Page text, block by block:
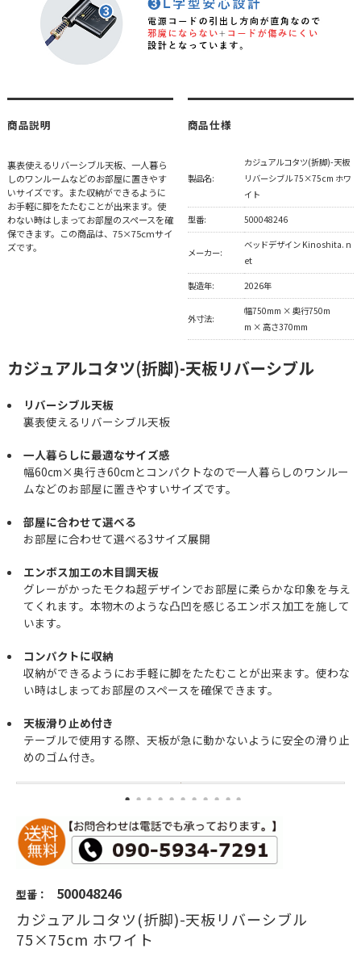
商品説明
裏表使えるリバーシブル天板、一人暮ら
しのワンルームなどのお部屋に置きやす
いサイズです。また収納ができるように
お手軽に脚をたたむことが出来ます。使
わない時はしまってお部屋のスペースを確
保できます。この商品は、75×75cmサイ
ズです。
商品仕様
製品名:
カジュアルコタツ(折脚)-天板
リバーシブル 75×75cm ホワ
イト
型番: 500048246
メーカー:
ベッドデザイン Kinoshita. n
et
製造年: 2026年
外寸法:
幅750mm × 奥行750m
m × 高さ370mm
カジュアルコタツ(折脚)-天板リバーシブル
リバーシブル天板
裏表使えるリバーシブル天板
一人暮らしに最適なサイズ感
幅60cm×奥行き60cmとコンパクトなので一人暮らしのワンルー
ムなどのお部屋に置きやすいサイズです。
部屋に合わせて選べる
お部屋に合わせて選べる3サイズ展開
エンボス加工の木目調天板
グレーがかったモクね超デザインでお部屋に柔らかな印象を与え
てくれます。本物木のような凸凹を感じるエンボス加工を施して
います。
コンパクトに収納
収納ができるようにお手軽に脚をたたむことが出来ます。使わな
い時はしまってお部屋のスペースを確保できます。
天板滑り止め付き
テーブルで使用する際、天板が急に動かないように安全の滑り止
めのゴム付き。
型番： 500048246
カジュアルコタツ(折脚)-天板リバーシブル
75×75cm ホワイト